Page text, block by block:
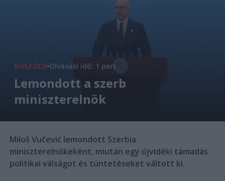
KÜLFÖLD Olvasási idő: 1 perc
Lemondott a szerb
miniszterelnök
Miloš Vučević lemondott Szerbia
miniszterelnökeként, miután egy újvidéki támadás
politikai válságot és tüntetéseket váltott ki.